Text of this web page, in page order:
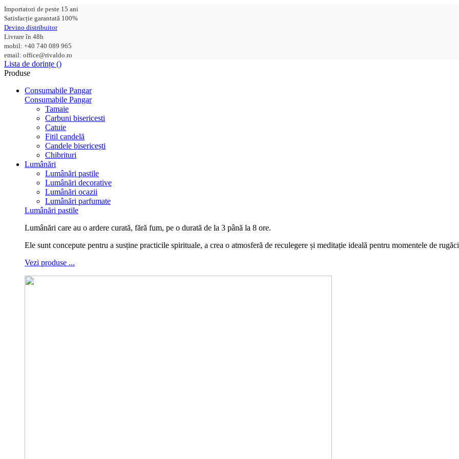
Importatori de peste 15 ani
Satisfacție garantată 100%
Devino distribuitor
Livrare în 48h
mobil: +40 740 089 965
email: office@rivaldo.ro
Lista de dorințe ()
Produse
Consumabile Pangar
Consumabile Pangar
Tamaie
Carbuni bisericesti
Catuie
Fitil candelă
Candele bisericești
Chibrituri
Lumânări
Lumânări pastile
Lumânări decorative
Lumânări ocazii
Lumânări parfumate
Lumânări pastile
Lumânări care au o ardere curată, fără fum, pe o durată de la 3 până la 8 ore.
Ele sunt concepute pentru a susține practicile spirituale, a crea o atmosferă de reculegere și meditație ideală pentru momentele de
Vezi produse ...